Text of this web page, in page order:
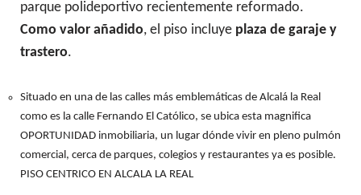
parque polideportivo recientemente reformado.
Como valor añadido, el piso incluye plaza de garaje y
trastero.
Situado en una de las calles más emblemáticas de Alcalá la Real
como es la calle Fernando El Católico, se ubica esta magnifica
OPORTUNIDAD inmobiliaria, un lugar dónde vivir en pleno pulmón
comercial, cerca de parques, colegios y restaurantes ya es posible.
PISO CENTRICO EN ALCALA LA REAL